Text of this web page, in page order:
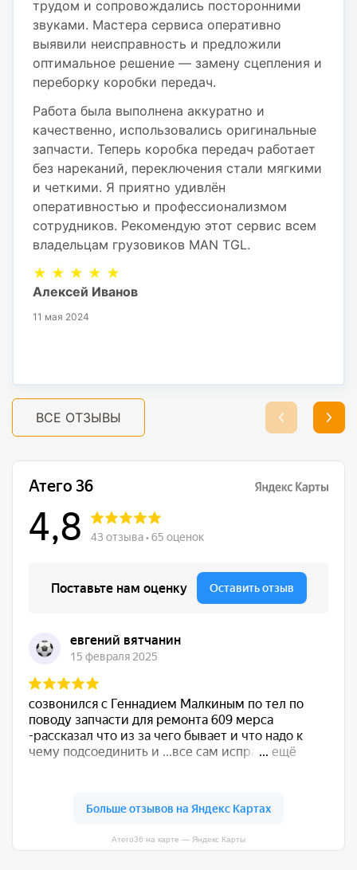
трудом и сопровождались посторонними
звуками. Мастера сервиса оперативно
выявили неисправность и предложили
оптимальное решение — замену сцепления и
переборку коробки передач.
Работа была выполнена аккуратно и
качественно, использовались оригинальные
запчасти. Теперь коробка передач работает
без нареканий, переключения стали мягкими
и четкими. Я приятно удивлён
оперативностью и профессионализмом
сотрудников. Рекомендую этот сервис всем
владельцам грузовиков MAN TGL.
★ ★ ★ ★ ★
Алексей Иванов
11 мая 2024
ВСЕ ОТЗЫВЫ
Атего36 на карте — Яндекс Карты